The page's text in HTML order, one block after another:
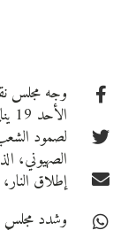
وجه مجلس
لصمود
إطلاق
وشدد مجلس